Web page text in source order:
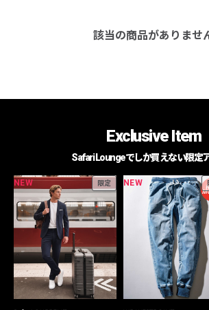
該当の商品がありませ
Exclusive Item
Safari Loungeでしか買えない限定
NEW 限定 NEW